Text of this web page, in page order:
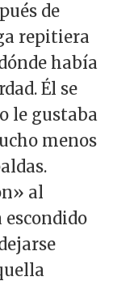
de
repitiera
había
Él se
le gustaba
menos
al